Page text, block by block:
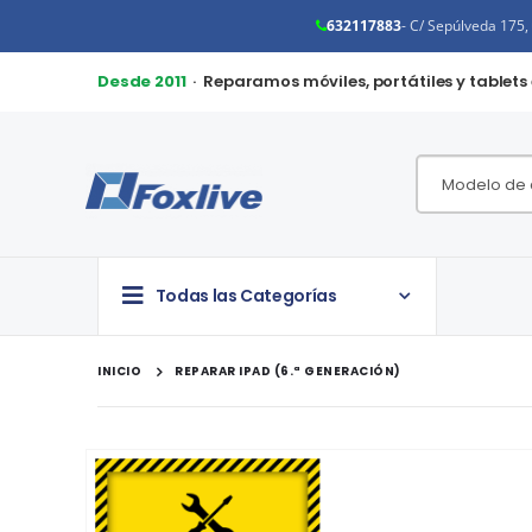
632117883- C/ Sepúlveda
Desde 2011· Reparamos móviles, portátiles y tablets
Todas las Categorías
INICIO REPARAR IPAD (6.ª GENERACIÓN)
Saltar
al
final